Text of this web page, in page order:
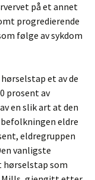
på et annet
progredierende
følge av sykdom
et av de
prosent av
en slik art at den
eldre
eldregruppen
vanligste
som